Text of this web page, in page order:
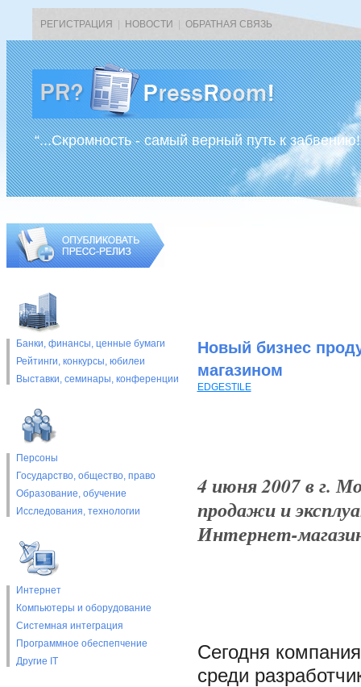
РЕГИСТРАЦИЯ НОВОСТИ ОБРАТНАЯ СВЯЗЬ
“...Скромность - самый верный путь к
Банки, финансы, ценные бумаги
Рейтинги, конкурсы, юбилеи
Выставки, cеминары, конференции
Персоны
Государство, общество, право
Образование, обучение
Исследования, технологии
Интернет
Компьютеры и оборудование
Системная интеграция
Программное обеспепчение
Другие IT
Новый бизнес
магазином
EDGESTILE
4 июня 2007 в г.
продажи и
Интернет-
Сегодня
среди